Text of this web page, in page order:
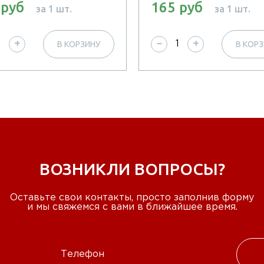
за 1 шт.
+ В КОРЗИНУ
165 руб за 1 шт.
− + В
ВОЗНИКЛИ ВОПРОСЫ?
Оставьте свои контакты, просто заполнив форму
и мы свяжемся с вами в ближайшее время.